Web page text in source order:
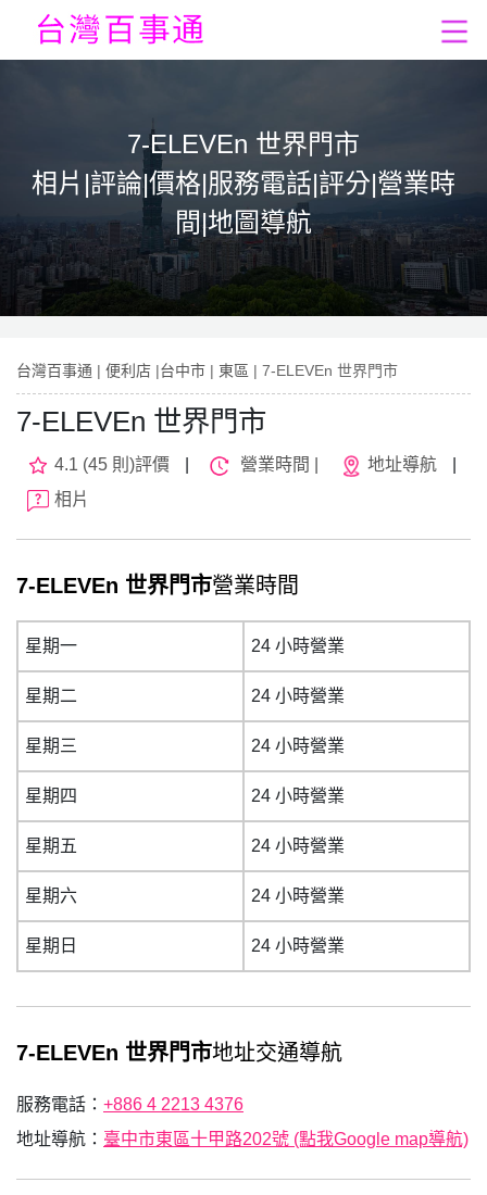
7-ELEVEn 世界門市
相片|評論|價格|服務電話|評分|營業時
間|地圖導航
台灣百事通 | 便利店 |台中市 | 東區 | 7-ELEVEn 世界門市
7-ELEVEn 世界門市
4.1 (45 則)評價 營業時間 | 地址導航
相片
7-ELEVEn 世界門市營業時間
星期一 24 小時營業
星期二 24 小時營業
星期三 24 小時營業
星期四 24 小時營業
星期五 24 小時營業
星期六 24 小時營業
星期日 24 小時營業
7-ELEVEn 世界門市地址交通導航
服務電話： +886 4 2213 4376
地址導航： 臺中市東區十甲路202號 (點我Google map導航)